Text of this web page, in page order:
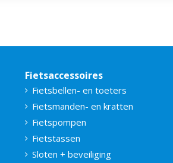
Fietsaccessoires
Fietsbellen- en toeters
Fietsmanden- en kratten
Fietspompen
Fietstassen
Sloten + beveiliging